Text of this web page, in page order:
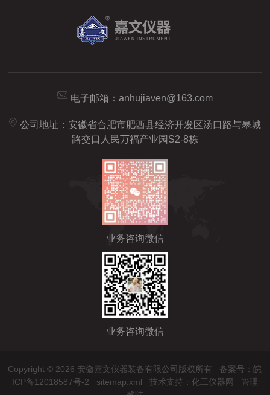
电子邮箱： anhujiaven@163.com
公司地址：安徽省合肥市肥西县经济开发区汤口路与皋城
路交口人民万福产业园S2-8栋
业务咨询微信
业务咨询微信
Copyright © 2026 安徽嘉文仪器装备有限公司版权所有 备案号：皖
ICP备12018587号-2
sitemap.xml 技术支持： 化工仪器网
管理